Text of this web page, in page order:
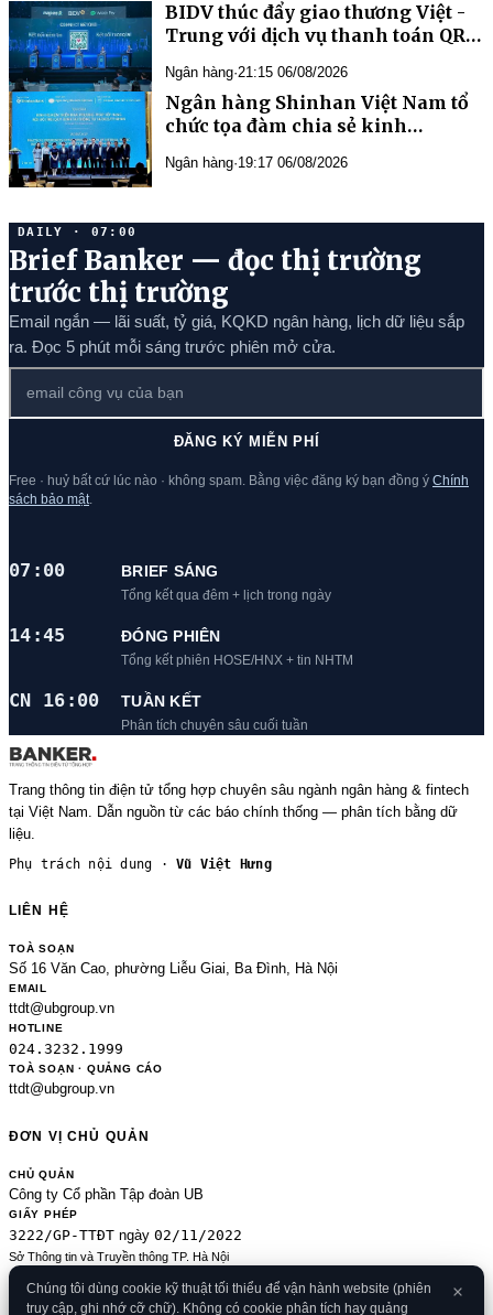
BIDV thúc đẩy giao thương Việt -
Trung với dịch vụ thanh toán QR
Ngân hàng·21:15 06/08/2026
Ngân hàng Shinhan Việt Nam tổ
chức tọa đàm chia sẻ kinh
xếp hạng nội bộ IRB
Ngân hàng·19:17 06/08/2026
DAILY · 07:00
Brief Banker — đọc thị trường
trước thị trường
Email ngắn — lãi suất, tỷ giá, KQKD ngân hàng, lịch dữ liệu sắp
ra. Đọc 5 phút mỗi sáng trước phiên mở cửa.
ĐĂNG KÝ MIỄN PHÍ
Free · huỷ bất cứ lúc nào · không spam. Bằng việc đăng ký bạn đồng ý Chính
sách bảo mật
07:00 BRIEF SÁNG
Tổng kết qua đêm + lịch trong ngày
14:45 ĐÓNG PHIÊN
Tổng kết phiên HOSE/HNX + tin NHTM
CN 16:00 TUẦN KẾT
Phân tích chuyên sâu cuối tuần
Trang thông tin điện tử tổng hợp chuyên sâu ngành ngân hàng & fintech
tại Việt Nam. Dẫn nguồn từ các báo chính thống — phân tích bằng dữ
liệu.
Phụ trách nội dung ·Vũ Việt Hưng
LIÊN HỆ
TOÀ SOẠN
Số 16 Văn Cao, phường Liễu Giai, Ba Đình, Hà Nội
EMAIL
ttdt@ubgroup.vn
HOTLINE
024.3232.1999
TOÀ SOẠN · QUẢNG CÁO
ttdt@ubgroup.vn
ĐƠN VỊ CHỦ QUẢN
CHỦ QUẢN
Công ty Cổ phần Tập đoàn UB
GIẤY PHÉP
3222/GP-TTĐT ngày 02/11/2022
Sở Thông tin và Truyền thông TP. Hà Nội
Sửa đổi của 2489/GP-TTĐT ngày 24/8/2020
ĐKKD
Chúng tôi dùng cookie kỹ thuật tối thiểu để vận hành website (phiên
truy cập, ghi nhớ cỡ chữ). Không có cookie phân tích hay quảng